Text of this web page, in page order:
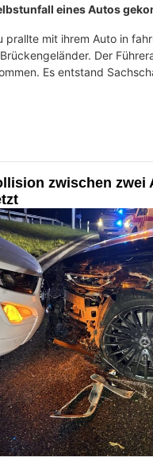
eines Autos
prallte mit ihrem Auto in
Der
Es entstand
zwischen zwei